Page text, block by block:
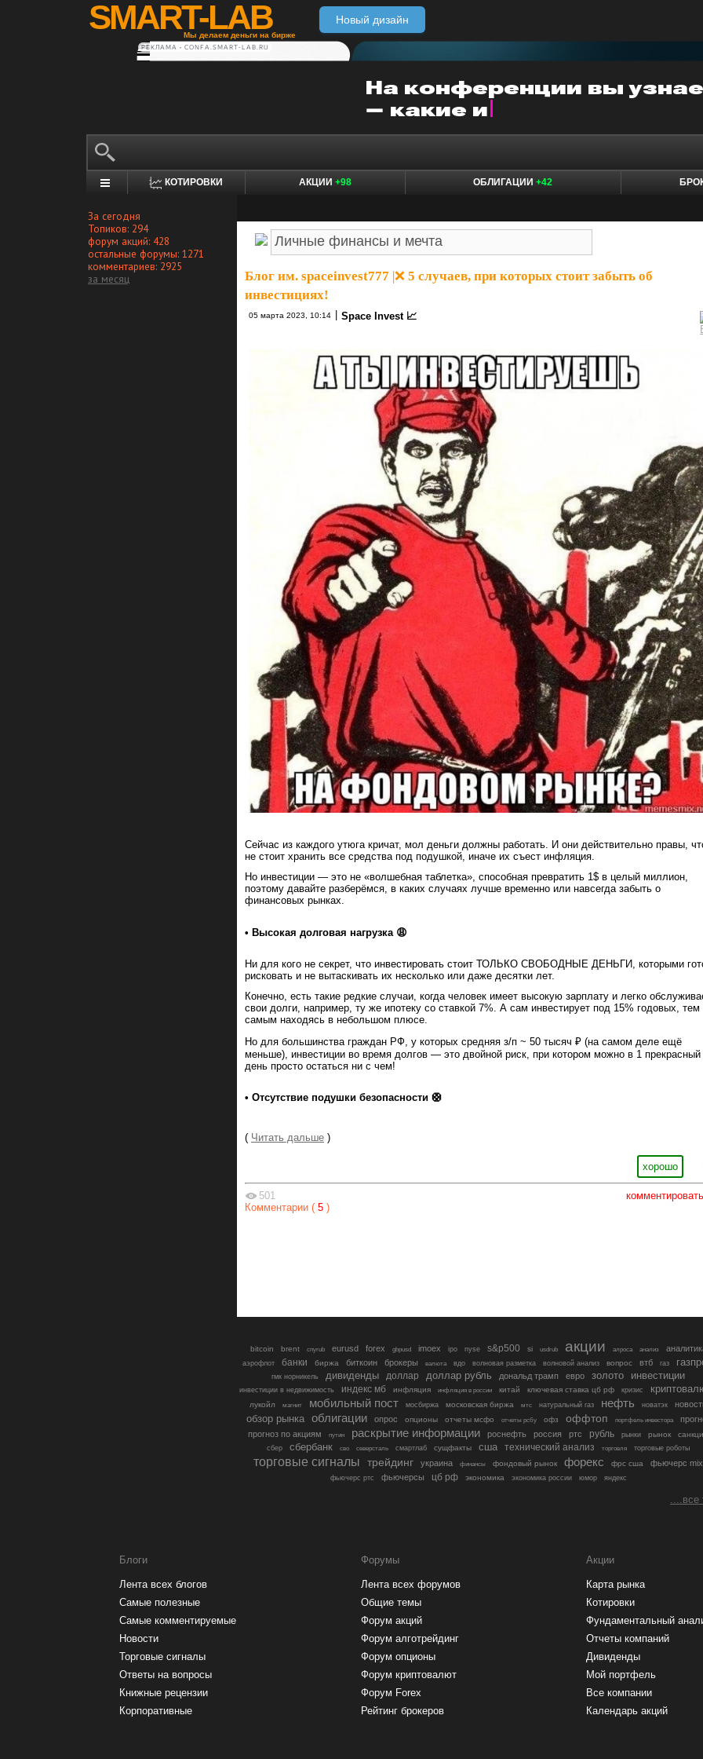
SMART-LAB
Мы делаем деньги на бирже
Новый дизайн
РЕКЛАМА • CONFA.SMART-LAB.RU
КОТИРОВКИ АКЦИИ +98 ОБЛИГАЦИИ +42
За сегодня
Топиков: 294
форум акций: 428
остальные форумы: 1271
комментариев: 2925
за месяц
Блог им. spaceinvest777 ❌ 5 случаев, при которых стоит забыть об
инвестициях!
05 марта 2023, 10:14 Space Invest 📈
Сейчас из каждого утюга кричат, мол деньги должны работать. И они действительно правы,
не стоит хранить все средства под подушкой, иначе их съест инфляция.
Но инвестиции — это не «волшебная таблетка», способная превратить 1$ в целый миллион,
поэтому давайте разберёмся, в каких случаях лучше временно или навсегда забыть о
финансовых рынках.
• Высокая долговая нагрузка 😩
Ни для кого не секрет, что инвестировать стоит ТОЛЬКО СВОБОДНЫЕ ДЕНЬГИ, которыми
рисковать и не вытаскивать их несколько или даже десятки лет.
Конечно, есть такие редкие случаи, когда человек имеет высокую зарплату и легко
свои долги, например, ту же ипотеку со ставкой 7%. А сам инвестирует под 15% годовых, тем
самым находясь в небольшом плюсе.
Но для большинства граждан РФ, у которых средняя з/п ~ 50 тысяч ₽ (на самом деле ещё
меньше), инвестиции во время долгов — это двойной риск, при котором можно в 1 прекрасный
день просто остаться ни с чем!
• Отсутствие подушки безопасности 🛟
( Читать дальше )
хорошо
комментировать
501
Комментарии ( 5 )
bitcoin brent cnyrub eurusd forex gbpusd imoex ipo nyse s&p500 si usdrub акции алроса анализ
аэрофлот банки биржа биткоин брокеры валюта вдо волновая разметка волновой анализ вопрос втб газ
гмк норникель дивиденды доллар доллар рубль дональд трамп евро золото инвестиции
инвестиции в недвижимость индекс мб инфляция инфляция в россии китай ключевая ставка цб рф кризис
лукойл магнит мобильный пост мосбиржа московская биржа мтс натуральный газ нефть новатэк
обзор рынка облигации опрос опционы отчеты мсфо отчеты рсбу офз оффтоп портфель инвестора
прогноз по акциям
путин раскрытие информации роснефть россия ртс рубль рынки рынок
сбер сбербанк сво северсталь смартлаб сущфакты сша технический анализ торговля торговые роботы
торговые сигналы трейдинг украина финансы фондовый рынок форекс фрс сша фьючерс mix
фьючерс ртс фьючерсы цб рф экономика экономика россии юмор яндекс
....все
Блоги
Лента всех блогов
Самые полезные
Самые комментируемые
Новости
Торговые сигналы
Ответы на вопросы
Книжные рецензии
Корпоративные
Форумы
Лента всех форумов
Общие темы
Форум акций
Форум алготрейдинг
Форум опционы
Форум криптовалют
Форум Forex
Рейтинг брокеров
Акции
Карта рынка
Котировки
Фундаментальный
Отчеты компаний
Дивиденды
Мой портфель
Все компании
Календарь акций